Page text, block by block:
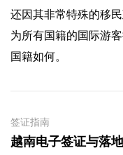
还因其非常特殊的移
为所有国籍的国际游
国籍如何。
签证指南
越南电子签证与落